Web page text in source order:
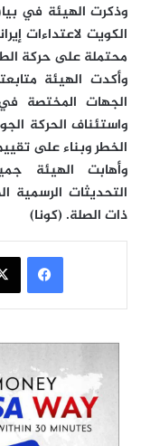
وذكرت الهيئة في
الكويت لاعتداءات
محتملة على حركة
وأكدت الهيئة
الجهات المختصة
واستئناف الحركة
الخطر وبناء على
وأهابت الهيئة
التحديثات الرسمية
ذات الصلة. (كونا)